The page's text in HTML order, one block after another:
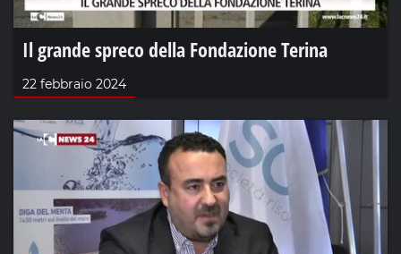
Il grande spreco della Fondazione Terina
22 febbraio 2024